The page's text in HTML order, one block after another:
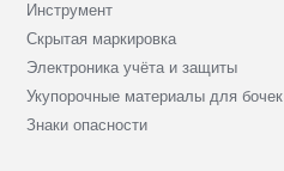
Инструмент
Скрытая маркировка
Электроника учёта и защиты
Укупорочные материалы для бочек
Знаки опасности